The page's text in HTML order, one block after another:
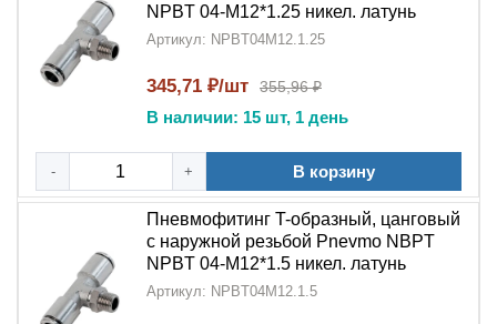
система
позволяет быстро устанавливать трубки
без дополнительных инструментов
Универсальность:T-образная
конструкция
подходит для различных
Прочность
: Выдерживает высокое рабочее
давление в системах
Области применения:
Пневмофитинг T-образный тройник цанговый с
наружной резьбой NPT NPBT
NPBT 04-M12*1.25 никел. латунь
Артикул: NPBT04M12.1.25
345,71 ₽/шт 355,96 ₽
В наличии: 15 шт, 1 день
- + В корзину
Пневмофитинг T-образный, цанговый
с наружной резьбой Pnevmo NBPT
NPBT 04-M12*1.5 никел. латунь
Артикул: NPBT04M12.1.5